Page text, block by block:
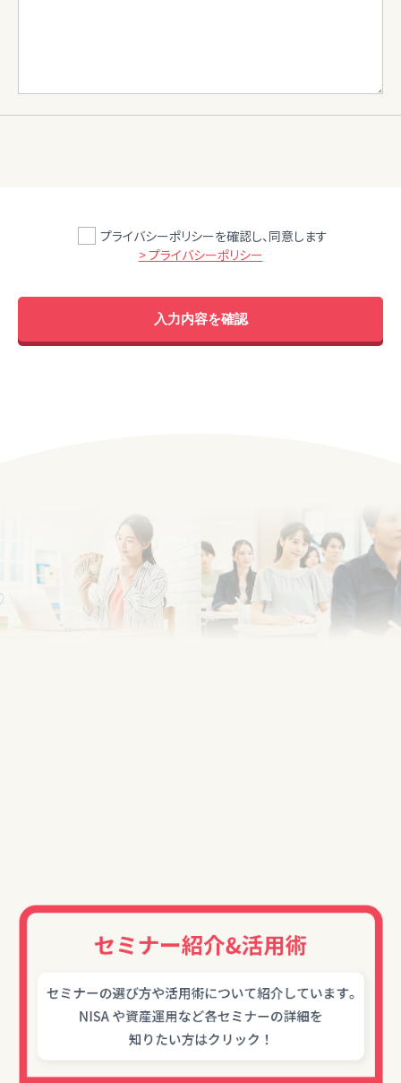
プライバシーポリシーを確認し、同意します
> プライバシーポリシー
入力内容を確認